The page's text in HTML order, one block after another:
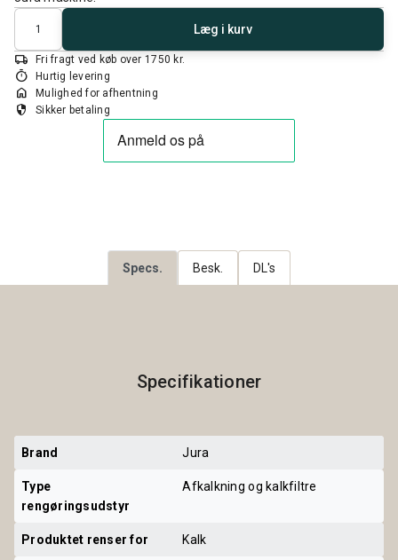
Antal
Læg i kurv
local_shipping Fri fragt ved køb over 1750 kr.
timer Hurtig levering
home Mulighed for afhentning
security Sikker betaling
Specs. Besk. DL's
Specifikationer
Brand Jura
Type
rengøringsudstyr
Afkalkning og kalkfiltre
Produktet renser for Kalk